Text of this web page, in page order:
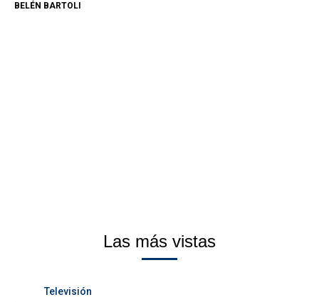
BELÉN BARTOLI
Las más vistas
Televisión